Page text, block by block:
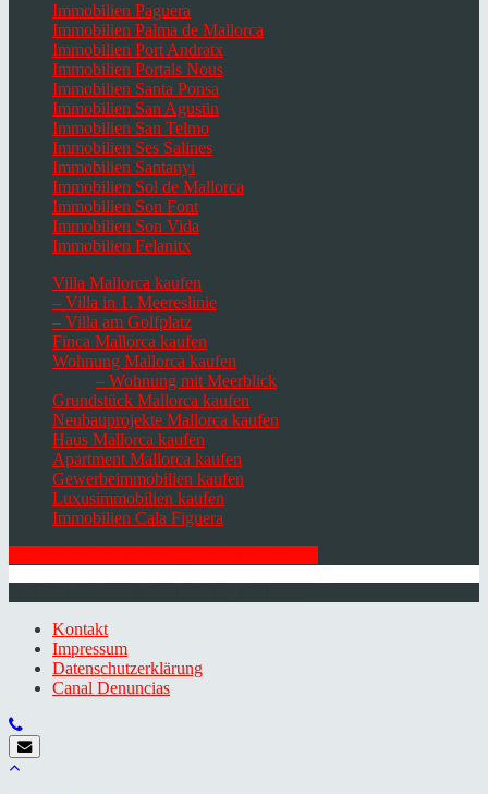
Immobilien Paguera
Immobilien Palma de Mallorca
Immobilien Port Andratx
Immobilien Portals Nous
Immobilien Santa Ponsa
Immobilien San Agustin
Immobilien San Telmo
Immobilien Ses Salines
Immobilien Santanyi
Immobilien Sol de Mallorca
Immobilien Son Font
Immobilien Son Vida
Immobilien Felanitx
Villa Mallorca kaufen
– Villa in 1. Meereslinie
– Villa am Golfplatz
Finca Mallorca kaufen
Wohnung Mallorca kaufen
– Wohnung mit Meerblick
Grundstück Mallorca kaufen
Neubauprojekte Mallorca kaufen
Haus Mallorca kaufen
Apartment Mallorca kaufen
Gewerbeimmobilien kaufen
Luxusimmobilien kaufen
Immobilien Cala Figuera
Kontakt
Impressum
Datenschutzerklärung
Canal Denuncias